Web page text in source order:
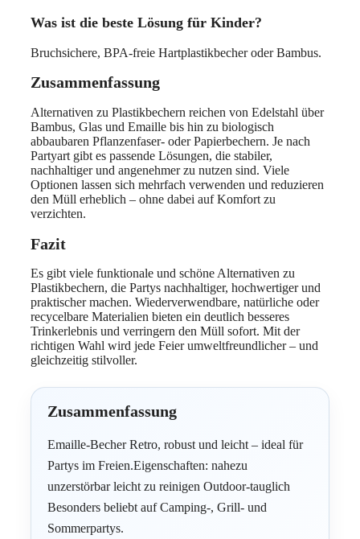
Was ist die beste Lösung für Kinder?
Bruchsichere, BPA-freie Hartplastikbecher oder Bambus.
Zusammenfassung
Alternativen zu Plastikbechern reichen von Edelstahl über
Bambus, Glas und Emaille bis hin zu biologisch
abbaubaren Pflanzenfaser- oder Papierbechern. Je nach
Partyart gibt es passende Lösungen, die stabiler,
nachhaltiger und angenehmer zu nutzen sind. Viele
Optionen lassen sich mehrfach verwenden und reduzieren
den Müll erheblich – ohne dabei auf Komfort zu
verzichten.
Fazit
Es gibt viele funktionale und schöne Alternativen zu
Plastikbechern, die Partys nachhaltiger, hochwertiger und
praktischer machen. Wiederverwendbare, natürliche oder
recycelbare Materialien bieten ein deutlich besseres
Trinkerlebnis und verringern den Müll sofort. Mit der
richtigen Wahl wird jede Feier umweltfreundlicher – und
gleichzeitig stilvoller.
Zusammenfassung
Emaille-Becher Retro, robust und leicht – ideal für
Partys im Freien.Eigenschaften: nahezu
unzerstörbar leicht zu reinigen Outdoor-tauglich
Besonders beliebt auf Camping-, Grill- und
Sommerpartys.